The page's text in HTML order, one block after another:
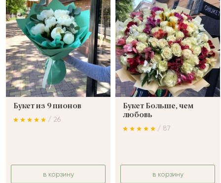
Букет из 9 пионов
/ 26
в корзину
Букет Больше, чем
любовь
/ 87
в корзину